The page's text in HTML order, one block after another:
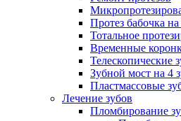
Протез бабочка
Тотальное
Временные
Телескопические
Зубной мост на 4
Пластмассовые
Лечение зубов
Пломбирование